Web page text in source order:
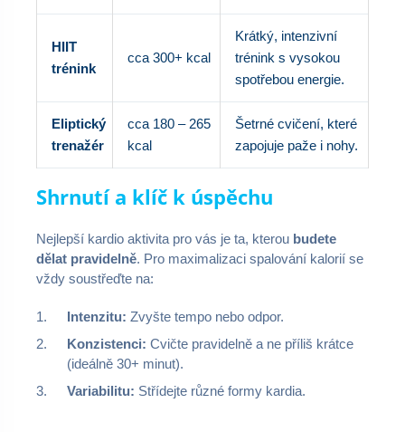
HIIT
trénink
cca 300+ kcal
Krátký, intenzivní
trénink s vysokou
spotřebou energie.
Eliptický
trenažér
cca 180 – 265
kcal
Šetrné cvičení, které
zapojuje paže i nohy.
Shrnutí a klíč k úspěchu
Nejlepší kardio aktivita pro vás je ta, kterou budete
dělat pravidelně. Pro maximalizaci spalování kalorií se
vždy soustřeďte na:
Intenzitu: Zvyšte tempo nebo odpor.
Konzistenci: Cvičte pravidelně a ne příliš krátce
(ideálně 30+ minut).
Variabilitu: Střídejte různé formy kardia.